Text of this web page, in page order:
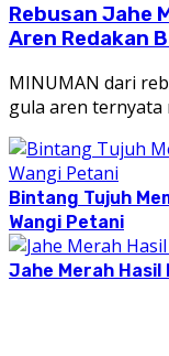
Rebusan Jahe
Aren Redakan
MINUMAN dari
gula aren
Bintang Tujuh
Wangi Petani
Jahe Merah Hasil